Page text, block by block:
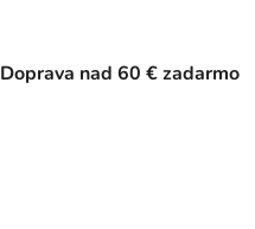
Doprava nad 60 € zadarmo